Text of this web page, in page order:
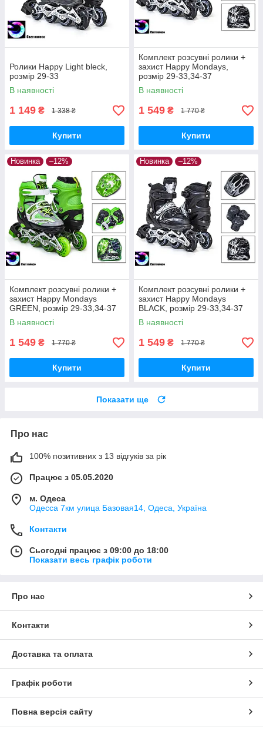
Ролики Happy Light bleck,
розмір 29-33
В наявності
1 149 ₴ 1 338 ₴
Купити
Комплект розсувні ролики +
захист Happy Mondays,
розмір 29-33,34-37
В наявності
1 549 ₴ 1 770 ₴
Купити
Новинка –12%
Комплект розсувні ролики +
захист Happy Mondays
GREEN, розмір 29-33,34-37
В наявності
1 549 ₴ 1 770 ₴
Купити
Новинка –12%
Комплект розсувні ролики +
захист Happy Mondays
BLACK, розмір 29-33,34-37
В наявності
1 549 ₴ 1 770 ₴
Купити
Показати ще
Про нас
100% позитивних з 13 відгуків за рік
Працює з 05.05.2020
м. Одеса
Одесса 7км улица Базовая14, Одеса, Україна
Контакти
Сьогодні працює з 09:00 до 18:00
Показати весь графік роботи
Про нас
Контакти
Доставка та оплата
Графік роботи
Повна версія сайту